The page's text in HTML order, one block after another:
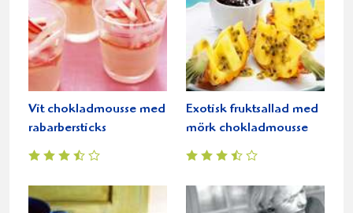
Vit chokladmousse med
rabarbersticks
Exotisk fruktsallad med
mörk chokladmousse